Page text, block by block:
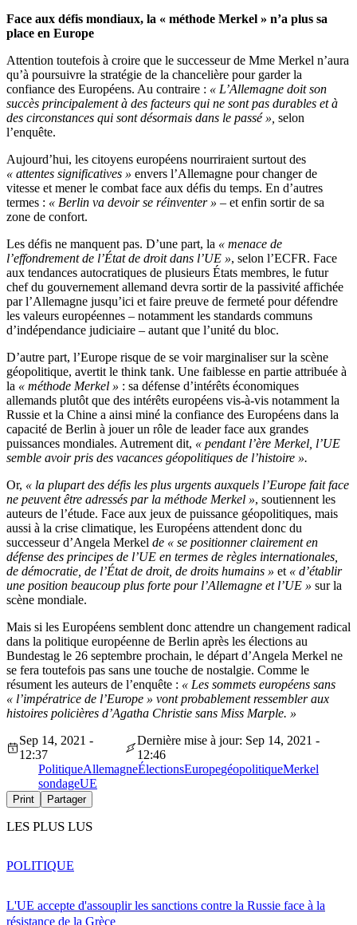
Face aux défis mondiaux, la « méthode Merkel » n’a plus sa
place en Europe
Attention toutefois à croire que le successeur de Mme Merkel n’aura
qu’à poursuivre la stratégie de la chancelière pour garder la
confiance des Européens. Au contraire : « L’Allemagne doit son
succès principalement à des facteurs qui ne sont pas durables et à
des circonstances qui sont désormais dans le passé », selon
l’enquête.
Aujourd’hui, les citoyens européens nourriraient surtout des
« attentes significatives » envers l’Allemagne pour changer de
vitesse et mener le combat face aux défis du temps. En d’autres
termes : « Berlin va devoir se réinventer » – et enfin sortir de sa
zone de confort.
Les défis ne manquent pas. D’une part, la « menace de
l’effondrement de l’État de droit dans l’UE », selon l’ECFR. Face
aux tendances autocratiques de plusieurs États membres, le futur
chef du gouvernement allemand devra sortir de la passivité affichée
par l’Allemagne jusqu’ici et faire preuve de fermeté pour défendre
les valeurs européennes – notamment les standards communs
d’indépendance judiciaire – autant que l’unité du bloc.
D’autre part, l’Europe risque de se voir marginaliser sur la scène
géopolitique, avertit le think tank. Une faiblesse en partie attribuée à
la « méthode Merkel » : sa défense d’intérêts économiques
allemands plutôt que des intérêts européens vis-à-vis notamment la
Russie et la Chine a ainsi miné la confiance des Européens dans la
capacité de Berlin à jouer un rôle de leader face aux grandes
puissances mondiales. Autrement dit, « pendant l’ère Merkel, l’UE
semble avoir pris des vacances géopolitiques de l’histoire ».
Or, « la plupart des défis les plus urgents auxquels l’Europe fait face
ne peuvent être adressés par la méthode Merkel », soutiennent les
auteurs de l’étude. Face aux jeux de puissance géopolitiques, mais
aussi à la crise climatique, les Européens attendent donc du
successeur d’Angela Merkel de « se positionner clairement en
défense des principes de l’UE en termes de règles internationales,
de démocratie, de l’État de droit, de droits humains » et « d’établir
une position beaucoup plus forte pour l’Allemagne et l’UE » sur la
scène mondiale.
Mais si les Européens semblent donc attendre un changement radical
dans la politique européenne de Berlin après les élections au
Bundestag le 26 septembre prochain, le départ d’Angela Merkel ne
se fera toutefois pas sans une touche de nostalgie. Comme le
résument les auteurs de l’enquête : « Les sommets européens sans
« l’impératrice de l’Europe » vont probablement ressembler aux
histoires policières d’Agatha Christie sans Miss Marple. »
Sep 14, 2021 -
12:37
Dernière mise à jour: Sep 14, 2021 -
12:46
PolitiqueAllemagneÉlectionsEuropegéopolitiqueMerkel
sondageUE
Print Partager
LES PLUS LUS
L'UE accepte d'assouplir les sanctions contre la Russie face à la
résistance de la Grèce
POLITIQUE